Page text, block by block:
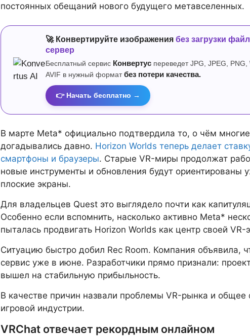
постоянных обещаний нового будущего метавселенных.
🚀 Конвертируйте изображения без загрузки
сервер
Бесплатный сервис Конвертус переведет JPG, JPEG, PNG,
AVIF в нужный формат без потери качества.
👉 Начать бесплатно →
В марте Meta* официально подтвердила то, о чём многие
догадывались давно. Horizon Worlds теперь делает
смартфоны и браузеры. Старые VR-миры продолжат
новые инструменты и обновления будут ориентированы
плоские экраны.
Для владельцев Quest это выглядело почти как
Особенно если вспомнить, насколько активно Meta*
пыталась продвигать Horizon Worlds как центр своей VR-
Ситуацию быстро добил Rec Room. Компания объявила,
сервис уже в июне. Разработчики прямо признали:
вышел на стабильную прибыльность.
В качестве причин назвали проблемы VR-рынка и общее
игровой индустрии.
VRChat отвечает рекордным онлайном